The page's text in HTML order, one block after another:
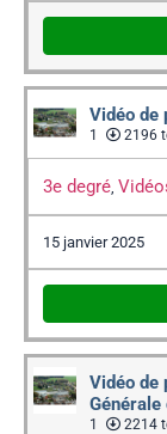
Vidéo de
1 2196
3e degré
15 janvier 2025
Vidéo de
Générale
1 2214